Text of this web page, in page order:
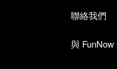
聯絡我們
與 FunNow